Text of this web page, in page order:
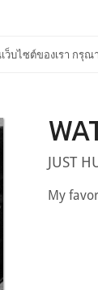
ว็บไซต์ของเรา กรุ
JUST
My